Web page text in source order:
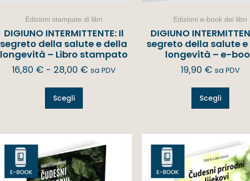
Edizioni stampate di libri
DIGIUNO INTERMITTENTE: Il
segreto della salute e della
longevità – Libro stampato
16,80 € - 28,00 € sa PDV
Scegli
Edizioni e-book dei libri
DIGIUNO
segreto della salute
longevità – e-
19,90 € sa PDV
Scegli